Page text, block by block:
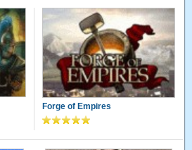
Forge of Empires